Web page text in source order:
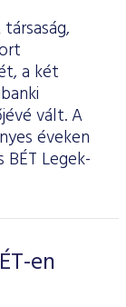
a két
vált. A
éveken
Legek-
en